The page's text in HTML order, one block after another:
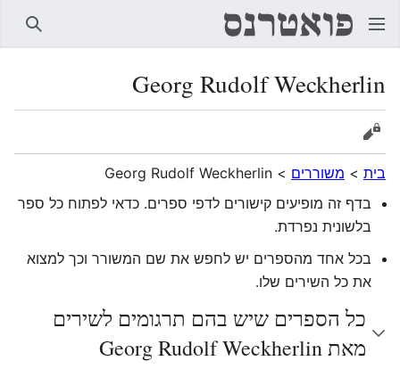
Georg Rudolf Weckherlin
הצגת מקור
בית > משוררים >
Georg Rudolf Weckherlin
בדף זה מופיעים קישורים לדפי ספרים. כדאי לפתוח כל ספר
בלשונית נפרדת.
בכל אחד מהספרים יש לחפש את שם המשורר וכך למצוא
את כל השירים שלו.
כל הספרים שיש בהם תרגומים לשירים
מאת Georg Rudolf Weckherlin